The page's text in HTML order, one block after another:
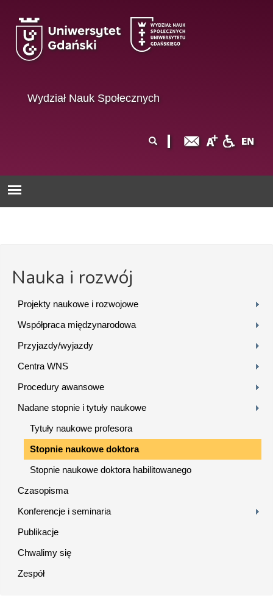
Wydział Nauk Społecznych
wyszukiwania
Nauka i rozwój
Projekty naukowe i rozwojowe
Współpraca międzynarodowa
Przyjazdy/wyjazdy
Centra WNS
Procedury awansowe
Nadane stopnie i tytuły naukowe
Tytuły naukowe profesora
Stopnie naukowe doktora
Stopnie naukowe doktora habilitowanego
Czasopisma
Konferencje i seminaria
Publikacje
Chwalimy się
Zespół